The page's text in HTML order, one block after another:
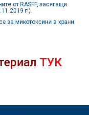
от RASFF, засягащи
г.).
за микотоксини в храни
ТУК